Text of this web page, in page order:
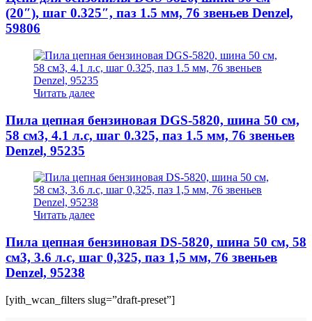
(20″), шаг 0.325″, паз 1.5 мм, 76 звеньев Denzel,
59806
Читать далее
Пила цепная бензиновая DGS-5820, шина 50 см,
58 см3, 4.1 л.с, шаг 0.325, паз 1.5 мм, 76 звеньев
Denzel, 95235
Читать далее
Пила цепная бензиновая DS-5820, шина 50 см, 58
см3, 3.6 л.с, шаг 0,325, паз 1,5 мм, 76 звеньев
Denzel, 95238
[yith_wcan_filters slug=”draft-preset”]